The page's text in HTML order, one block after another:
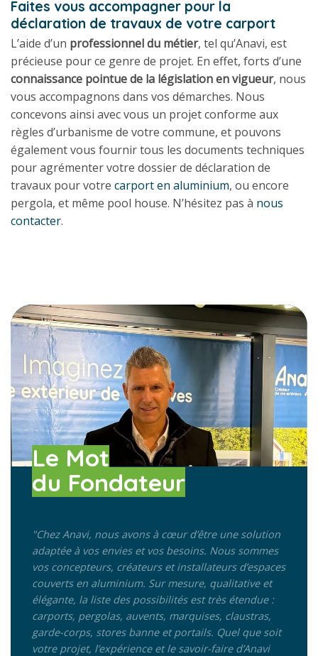
Faites vous accompagner pour la
déclaration de travaux de votre carport
L’aide d’un professionnel du métier, tel qu’Anavi, est
précieuse pour ce genre de projet. En effet, forts d’une
connaissance pointue de la législation en vigueur, nous
vous accompagnons dans vos démarches. Nous
concevons ainsi avec vous un projet conforme aux
règles d’urbanisme de votre commune, et pouvons
également vous fournir tous les documents techniques
pour agrémenter votre dossier de déclaration de
travaux pour votre carport en aluminium, ou encore
pergola, et même pool house. N’hésitez pas à nous
contacter.
Le Mot
du Fondateur
"Chez Anavi, nous avons à cœur d’être une solution
adaptée à vos envies et vos besoins. Nous sommes
vos concepteurs, créateurs et installateurs d’espaces
couverts en aluminium. Sur mesure, qualitative et
élégante, la liste des possibilités est très étendue :
carports, pergolas, auvents, marquises, claustras,
garde-corps, stores banne et portails. Quel que soit
votre projet, l’expérience et le savoir-faire d’Anavi